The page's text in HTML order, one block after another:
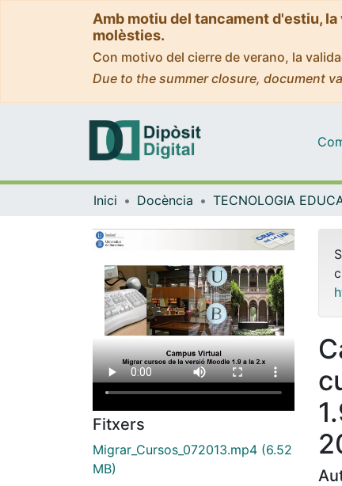
Amb motiu del tancament d'estiu,
molèsties.
Con motivo del cierre de verano, la
Due to the summer closure, document
Inici Docència
Fitxers
Migrar_Cursos_072013.mp4 (6.52
MB)